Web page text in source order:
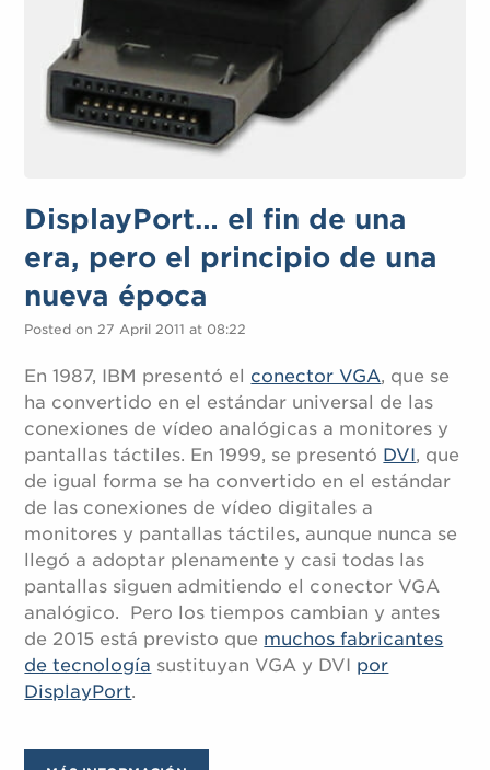
DisplayPort… el fin de una
era, pero el principio de una
nueva época
Posted on 27 April 2011 at 08:22
En 1987, IBM presentó el conector VGA, que se
ha convertido en el estándar universal de las
conexiones de vídeo analógicas a monitores y
pantallas táctiles. En 1999, se presentó DVI, que
de igual forma se ha convertido en el estándar
de las conexiones de vídeo digitales a
monitores y pantallas táctiles, aunque nunca se
llegó a adoptar plenamente y casi todas las
pantallas siguen admitiendo el conector VGA
analógico. Pero los tiempos cambian y antes
de 2015 está previsto que muchos fabricantes
de tecnología sustituyan VGA y DVI por
DisplayPort.